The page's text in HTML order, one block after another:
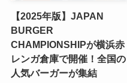
【2025年版】JAPAN
BURGER
CHAMPIONSHIPが横浜赤
レンガ倉庫で開催！全国の
人気バーガーが集結